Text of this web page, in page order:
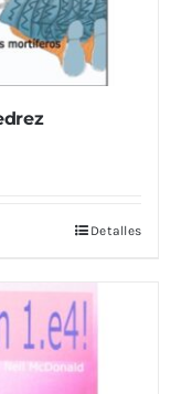
Detalles